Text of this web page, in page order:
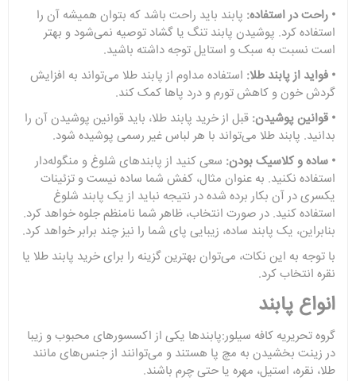
• راحت در استفاده: پابند باید راحت باشد که بتوان همیشه آن را
استفاده کرد. پوشیدن پابند تنگ یا گشاد توصیه نمی‌شود و بهتر
است نسبت به سبک و استایل توجه داشته باشید.
• فواید از پابند طلا: استفاده مداوم از پابند طلا می‌تواند به افزایش
گردش خون و کاهش تورم و درد پاها کمک کند.
• قوانین پوشیدن: قبل از خرید پابند طلا، باید قوانین پوشیدن آن را
بدانید. پابند طلا می‌تواند با هر لباس غیر رسمی پوشیده شود.
• ساده و کلاسیک بودن: سعی کنید از پابندهای شلوغ و منگوله‌دار
استفاده نکنید. به عنوان مثال، کفش شما ساده نیست و تزئینات
یکسری در آن بکار برده شده در نتیجه نباید از یک پابند شلوغ
استفاده کنید. در صورت انتخاب، ظاهر شما نامنظم جلوه خواهد کرد.
بنابراین، یک پابند ساده، زیبایی پای شما را نیز چند برابر خواهد کرد.
با توجه به این نکات، می‌توان بهترین گزینه را برای خرید پابند طلا یا
نقره انتخاب کرد.
انواع پابند
گروه تحریریه کافه سیلور:پابندها یکی از اکسسورهای محبوب و زیبا
در زینت بخشیدن به مچ پا هستند و می‌توانند از جنس‌های مانند
طلا، نقره، استیل، مهره یا حتی چرم باشند.